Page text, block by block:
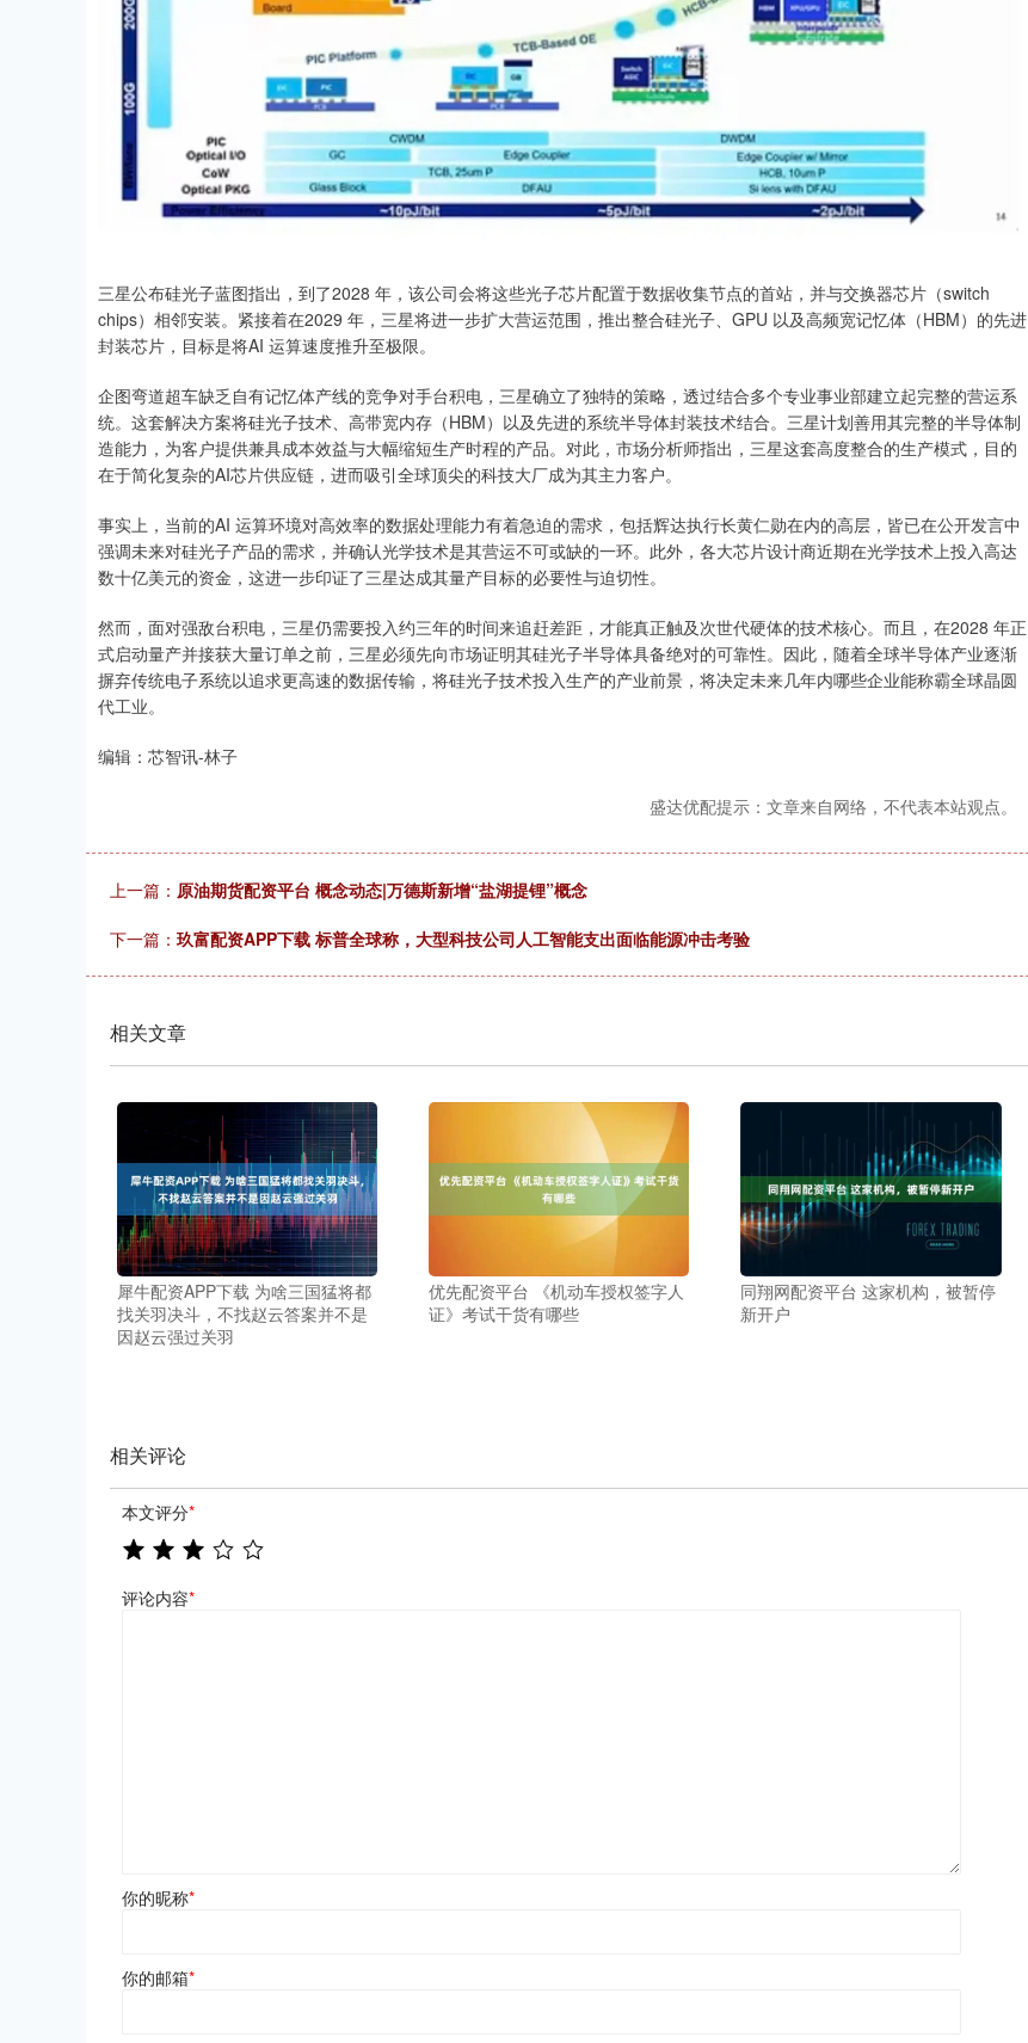
三星公布硅光子蓝图指出，到了2028 年，该公司会将这些光子芯片配置于数据收集节点的首站，并与交换器芯片（switch
chips）相邻安装。紧接着在2029 年，三星将进一步扩大营运范围，推出整合硅光子、GPU 以及高频宽记忆体（HBM）的先进
封装芯片，目标是将AI 运算速度推升至极限。
企图弯道超车缺乏自有记忆体产线的竞争对手台积电，三星确立了独特的策略，透过结合多个专业事业部建立起完整的营运系
统。这套解决方案将硅光子技术、高带宽内存（HBM）以及先进的系统半导体封装技术结合。三星计划善用其完整的半导体制
造能力，为客户提供兼具成本效益与大幅缩短生产时程的产品。对此，市场分析师指出，三星这套高度整合的生产模式，目的
在于简化复杂的AI芯片供应链，进而吸引全球顶尖的科技大厂成为其主力客户。
事实上，当前的AI 运算环境对高效率的数据处理能力有着急迫的需求，包括辉达执行长黄仁勋在内的高层，皆已在公开发言中
强调未来对硅光子产品的需求，并确认光学技术是其营运不可或缺的一环。此外，各大芯片设计商近期在光学技术上投入高达
数十亿美元的资金，这进一步印证了三星达成其量产目标的必要性与迫切性。
然而，面对强敌台积电，三星仍需要投入约三年的时间来追赶差距，才能真正触及次世代硬体的技术核心。而且，在2028 年正
式启动量产并接获大量订单之前，三星必须先向市场证明其硅光子半导体具备绝对的可靠性。因此，随着全球半导体产业逐渐
摒弃传统电子系统以追求更高速的数据传输，将硅光子技术投入生产的产业前景，将决定未来几年内哪些企业能称霸全球晶圆
代工业。
编辑：芯智讯-林子
盛达优配提示：文章来自网络，不代表本站观点。
上一篇： 原油期货配资平台 概念动态|万德斯新增“盐湖提锂”概念
下一篇： 玖富配资APP下载 标普全球称，大型科技公司人工智能支出面临能源冲击考验
相关文章
犀牛配资APP下载 为啥三国猛将都
找关羽决斗，不找赵云答案并不是
因赵云强过关羽
优先配资平台 《机动车授权签字人
证》考试干货有哪些
同翔网配资平台 这家机构，被暂停
新开户
相关评论
本文评分*
评论内容*
你的昵称*
你的邮箱*